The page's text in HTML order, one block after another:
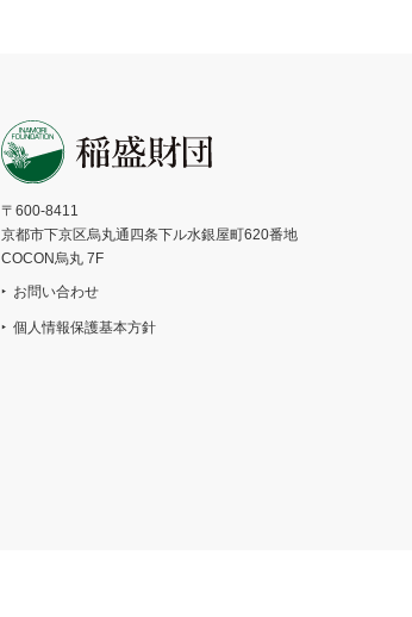
〒600-8411
京都市下京区烏丸通四条下ル水銀屋町620番地
COCON烏丸 7F
お問い合わせ
個人情報保護基本方針